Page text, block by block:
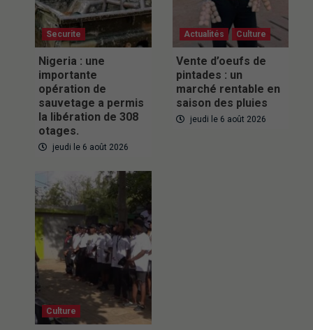
Securite
Nigeria : une
importante
opération de
sauvetage a permis
la libération de 308
otages.
jeudi le 6 août 2026
Actualités Culture
Vente d’oeufs de
pintades : un
marché rentable en
saison des pluies
jeudi le 6 août 2026
Culture